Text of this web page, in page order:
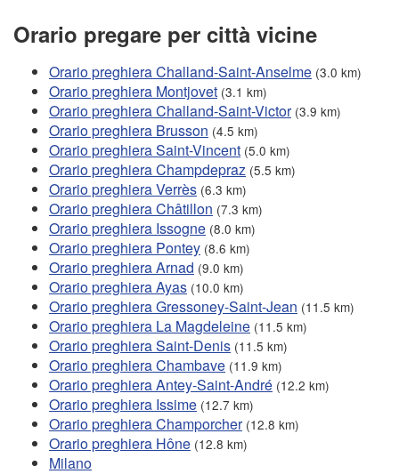
Orario pregare per città vicine
Orario preghiera Challand-Saint-Anselme (3.0 km)
Orario preghiera Montjovet (3.1 km)
Orario preghiera Challand-Saint-Victor (3.9 km)
Orario preghiera Brusson (4.5 km)
Orario preghiera Saint-Vincent (5.0 km)
Orario preghiera Champdepraz (5.5 km)
Orario preghiera Verrès (6.3 km)
Orario preghiera Châtillon (7.3 km)
Orario preghiera Issogne (8.0 km)
Orario preghiera Pontey (8.6 km)
Orario preghiera Arnad (9.0 km)
Orario preghiera Ayas (10.0 km)
Orario preghiera Gressoney-Saint-Jean (11.5 km)
Orario preghiera La Magdeleine (11.5 km)
Orario preghiera Saint-Denis (11.5 km)
Orario preghiera Chambave (11.9 km)
Orario preghiera Antey-Saint-André (12.2 km)
Orario preghiera Issime (12.7 km)
Orario preghiera Champorcher (12.8 km)
Orario preghiera Hône (12.8 km)
Milano